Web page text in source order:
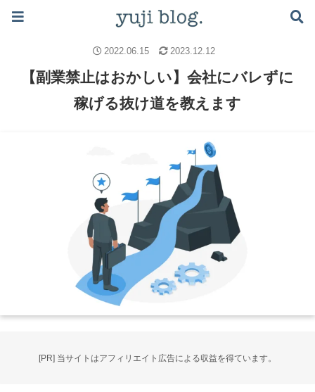
副業
【副業禁止はおかしい】会社にバレずに
稼げる抜け道を教えます
2022.06.15 2023.12.12
[PR] 当サイトはアフィリエイト広告による収益を得ています。